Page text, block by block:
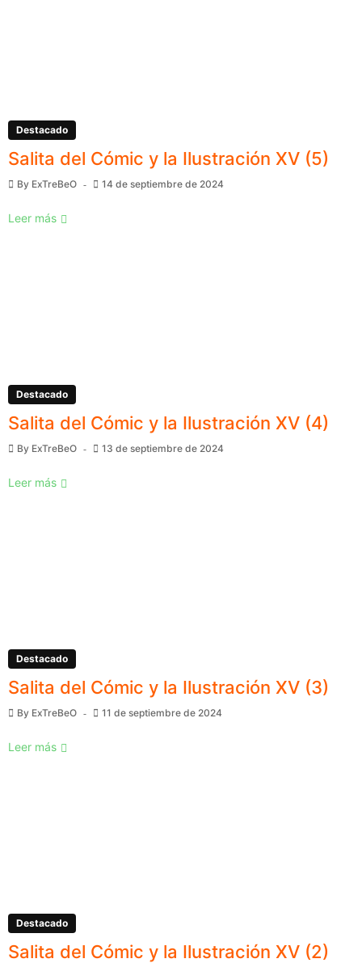
Destacado
Salita del Cómic y la Ilustración XV (5)
By ExTreBeO 14 de septiembre de 2024
Leer más
Destacado
Salita del Cómic y la Ilustración XV (4)
By ExTreBeO 13 de septiembre de 2024
Leer más
Destacado
Salita del Cómic y la Ilustración XV (3)
By ExTreBeO 11 de septiembre de 2024
Leer más
Destacado
Salita del Cómic y la Ilustración XV (2)